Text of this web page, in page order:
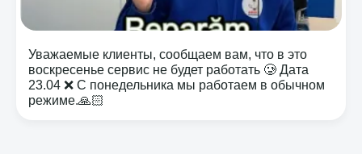
Уважаемые клиенты, сообщаем вам, что в это
воскресенье сервис не будет работать 🥲 Дата
23.04 ❌ С понедельника мы работаем в обычном
режиме.🙏🏻